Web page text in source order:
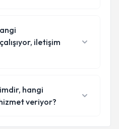
iletişim
hangi
veriyor?